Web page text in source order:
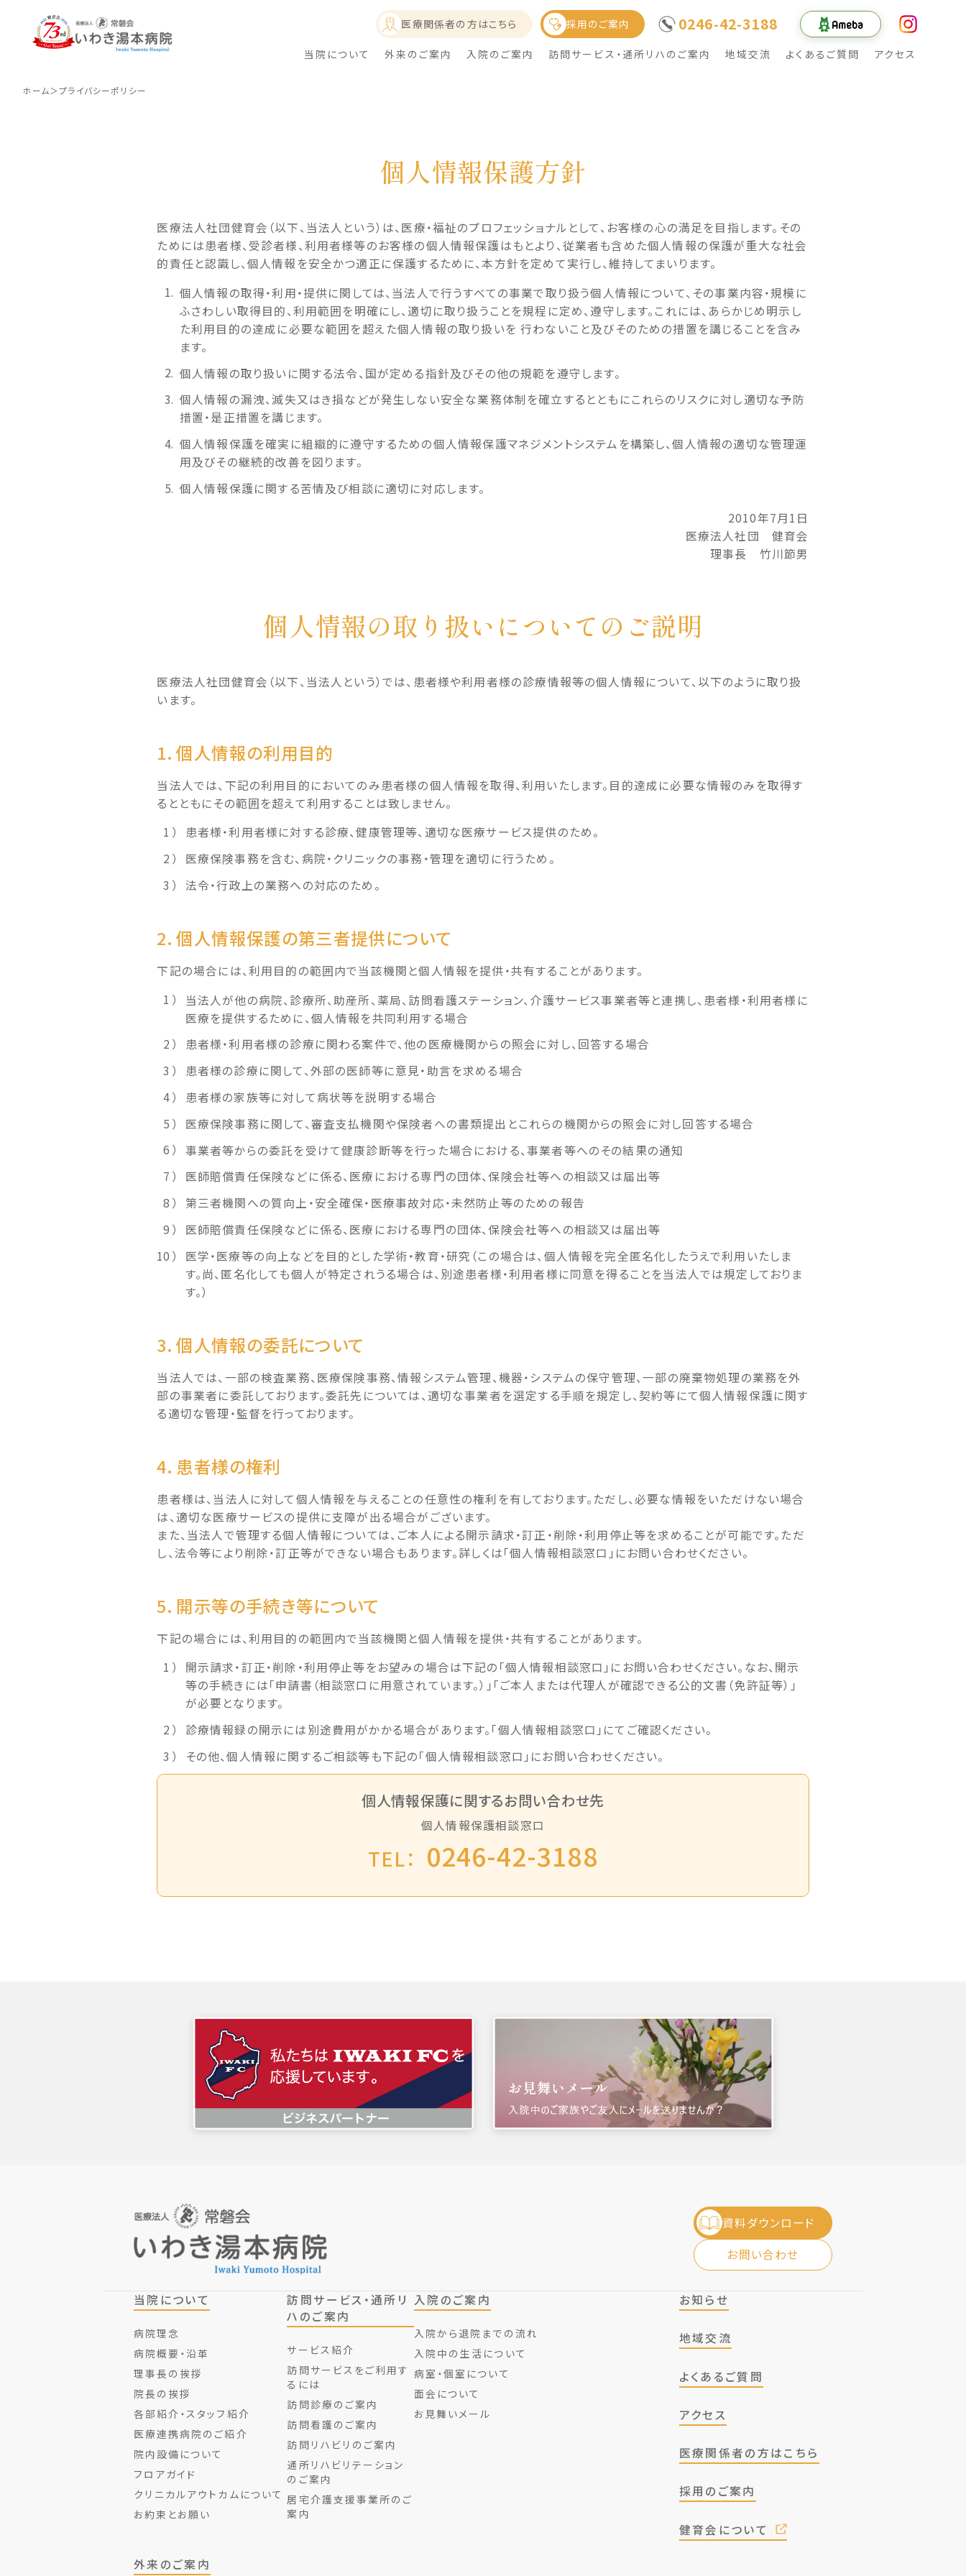
医療関係者の方はこちら 採用のご案内 0246-42-3188
当院について
病院概要・沿革 理事長の挨拶 院長の挨拶
フロアガイド
お約束とお願い
外来のご案内
外来診療科目・時間・担当医表 健康診断のご案内
入院のご案内
入院から退院までの流れ 入院中の生活について 病室・個室について
面会について
お見舞いメール
訪問サービス・通所リハのご案内
サービス紹介
訪問サービスを
ご利用するには
訪問診療のご案内 訪問看護のご案内
訪問リハビリのご案内
通所リハビリテーションのご案内
居宅介護支援事業所のご案内
地域交流 よくあるご質問 アクセス
プライバシーポリシー
ホーム プライバシーポリシー
個人情報保護方針
医療法人社団健育会（以下、当法人という）は、医療・福祉のプロフェッショナルとして、お客様の心の満足を目指します。その
ためには患者様、受診者様、利用者様等のお客様の個人情報保護はもとより、従業者も含めた個人情報の保護が重大な社会
的責任と認識し、個人情報を安全かつ適正に保護するために、本方針を定めて実行し、維持してまいります。
個人情報の取得・利用・提供に関しては、当法人で行うすべての事業で取り扱う個人情報について、その事業内容・規模に
ふさわしい取得目的、利用範囲を明確にし、適切に取り扱うことを規程に定め、遵守します。これには、あらかじめ明示し
た利用目的の達成に必要な範囲を超えた個人情報の取り扱いを 行わないこと及びそのための措置を講じることを含み
ます。
個人情報の取り扱いに関する法令、国が定める指針及びその他の規範を遵守します。
個人情報の漏洩、滅失又はき損などが発生しない安全な業務体制を確立するとともにこれらのリスクに対し適切な予防
措置・是正措置を講じます。
個人情報保護を確実に組織的に遵守するための個人情報保護マネジメントシステムを構築し、個人情報の適切な管理運
用及びその継続的改善を図ります。
個人情報保護に関する苦情及び相談に適切に対応します。
2010年7月1日
医療法人社団 健育会
理事長 竹川節男
個人情報の取り扱いについてのご説明
医療法人社団健育会（以下、当法人という）では、患者様や利用者様の診療情報等の個人情報について、以下のように取り扱
います。
1. 個人情報の利用目的
当法人では、下記の利用目的においてのみ患者様の個人情報を取得、利用いたします。目的達成に必要な情報のみを取得す
るとともにその範囲を超えて利用することは致しません。
患者様・利用者様に対する診療、健康管理等、適切な医療サービス提供のため。
医療保険事務を含む、病院・クリニックの事務・管理を適切に行うため。
法令・行政上の業務への対応のため。
2. 個人情報保護の第三者提供について
下記の場合には、利用目的の範囲内で当該機関と個人情報を提供・共有することがあります。
当法人が他の病院、診療所、助産所、薬局、訪問看護ステーション、介護サービス事業者等と連携し、患者様・利用者様に
医療を提供するために、個人情報を共同利用する場合
患者様・利用者様の診療に関わる案件で、他の医療機関からの照会に対し、回答する場合
患者様の診療に関して、外部の医師等に意見・助言を求める場合
患者様の家族等に対して病状等を説明する場合
医療保険事務に関して、審査支払機関や保険者への書類提出とこれらの機関からの照会に対し回答する場合
事業者等からの委託を受けて健康診断等を行った場合における、事業者等へのその結果の通知
医師賠償責任保険などに係る、医療における専門の団体、保険会社等への相談又は届出等
第三者機関への質向上・安全確保・医療事故対応・未然防止等のための報告
医師賠償責任保険などに係る、医療における専門の団体、保険会社等への相談又は届出等
医学・医療等の向上などを目的とした学術・教育・研究（この場合は、個人情報を完全匿名化したうえで利用いたしま
す。尚、匿名化しても個人が特定されうる場合は、別途患者様・利用者様に同意を得ることを当法人では規定しておりま
す。）
3. 個人情報の委託について
当法人では、一部の検査業務、医療保険事務、情報システム管理、機器・システムの保守管理、一部の廃棄物処理の業務を外
部の事業者に委託しております。委託先については、適切な事業者を選定する手順を規定し、契約等にて個人情報保護に関す
る適切な管理・監督を行っております。
4. 患者様の権利
患者様は、当法人に対して個人情報を与えることの任意性の権利を有しております。ただし、必要な情報をいただけない場合
は、適切な医療サービスの提供に支障が出る場合がございます。
また、当法人で管理する個人情報については、ご本人による開示請求・訂正・削除・利用停止等を求めることが可能です。ただ
し、法令等により削除・訂正等ができない場合もあります。詳しくは「個人情報相談窓口」にお問い合わせください。
5. 開示等の手続き等について
下記の場合には、利用目的の範囲内で当該機関と個人情報を提供・共有することがあります。
開示請求・訂正・削除・利用停止等をお望みの場合は下記の「個人情報相談窓口」にお問い合わせください。なお、開示
等の手続きには「申請書（相談窓口に用意されています。）」「ご本人または代理人が確認できる公的文書（免許証等）」
が必要となります。
診療情報録の開示には別途費用がかかる場合があります。「個人情報相談窓口」にてご確認ください。
その他、個人情報に関するご相談等も下記の「個人情報相談窓口」にお問い合わせください。
個人情報保護に関するお問い合わせ先
個人情報保護相談窓口
TEL： 0246-42-3188
資料ダウンロード
お問い合わせ
当院について
病院理念
病院概要・沿革
理事長の挨拶
院長の挨拶
各部紹介・スタッフ紹介
医療連携病院のご紹介
院内設備について
フロアガイド
クリニカルアウトカムについて
お約束とお願い
外来のご案内
訪問サービス・通所リ
ハのご案内
サービス紹介
訪問サービスを ご利用す
るには
訪問診療のご案内
訪問看護のご案内
訪問リハビリのご案内
通所リハビリテーション
のご案内
居宅介護支援事業所のご
案内
入院のご案内
入院から退院までの流れ
入院中の生活について
病室・個室について
面会について
お見舞いメール
お知らせ
地域交流
よくあるご質問
アクセス
医療関係者の方はこちら
採用のご案内
健育会について